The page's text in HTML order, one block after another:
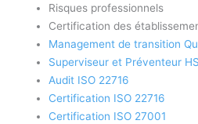
Risques professionnels
Certification des
Management de transition
Superviseur et Préventeur
Audit ISO 22716
Certification ISO 22716
Certification ISO 27001